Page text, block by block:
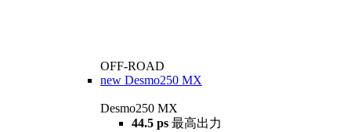
OFF-ROAD
new Desmo250 MX
Desmo250 MX
44.5 ps 最高出力